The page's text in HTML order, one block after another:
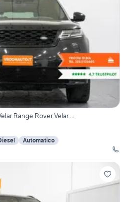
Range Rover Velar ...
Automatico